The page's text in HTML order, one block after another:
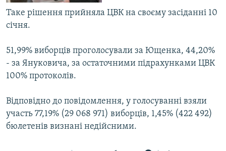
КРИМ РЕАЛІЇ
РУС
УКР
КТАТ
Таке рішення прийняла ЦВК на своєму засіданні 10
січня.
51,99% виборців проголосували за Ющенка, 44,20%
- за Януковича, за остаточними підрахунками ЦВК
100% протоколів.
Відповідно до повідомлення, у голосуванні взяли
участь 77,19% (29 068 971) виборців, 1,45% (422 492)
бюлетенів визнані недійсними.